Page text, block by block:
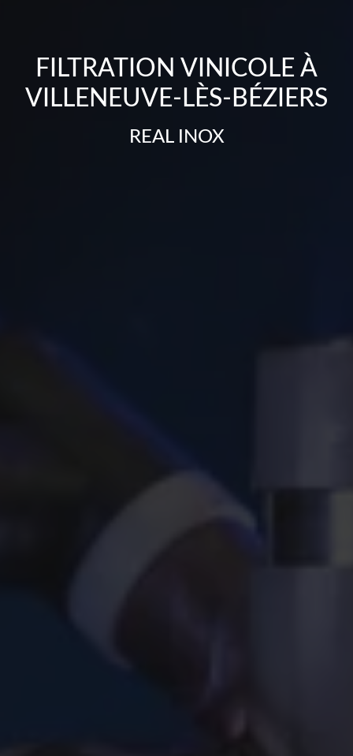
FILTRATION VINICOLE À
VILLENEUVE-LÈS-BÉZIERS
REAL INOX